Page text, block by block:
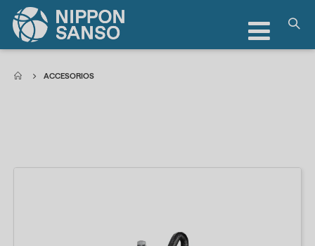
Toggle
Nav
ACCESORIOS